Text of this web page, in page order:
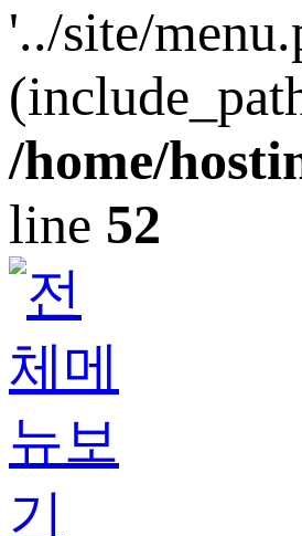
'../site/
/home/
line 52